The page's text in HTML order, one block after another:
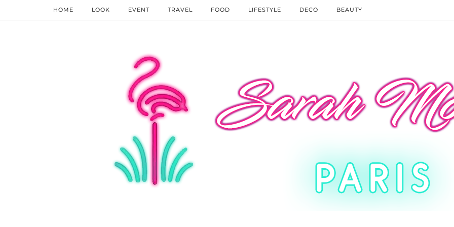
HOME LOOK EVENT TRAVEL FOOD LIFESTYLE DECO BEAUTY